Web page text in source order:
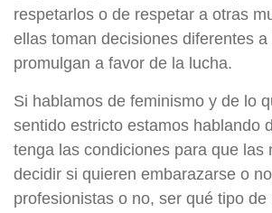
respetarlos o de respetar a otras
ellas toman decisiones diferentes
promulgan a favor de la lucha.
Si hablamos de feminismo y de lo
sentido estricto estamos hablando
tenga las condiciones para que las
decidir si quieren embarazarse o
profesionistas o no, ser qué tipo de